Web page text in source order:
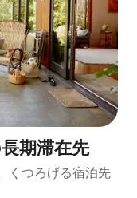
期滞在先
くつろげる宿泊先